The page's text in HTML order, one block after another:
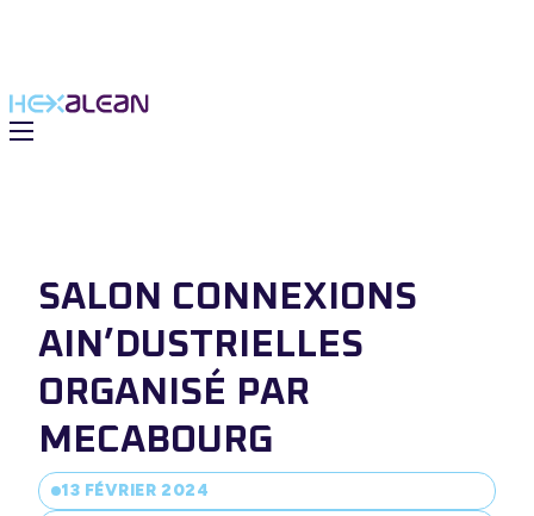
solutions
Groupe
SALON CONNEXIONS
AIN’DUSTRIELLES
ORGANISÉ PAR
MECABOURG
13 FÉVRIER 2024